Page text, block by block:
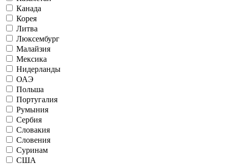
Канада
Корея
Литва
Люксембург
Малайзия
Мексика
Нидерланды
ОАЭ
Польша
Португалия
Румыния
Сербия
Словакия
Словения
Суринам
США